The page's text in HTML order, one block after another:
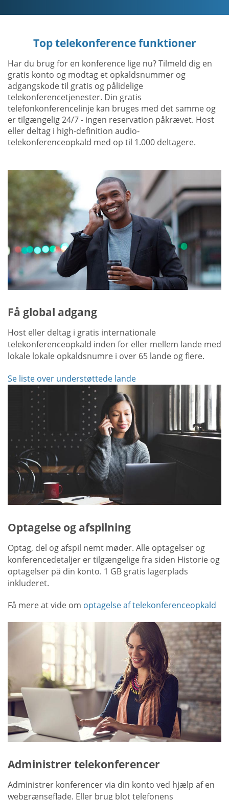
Top telekonference funktioner
Har du brug for en konference lige nu? Tilmeld dig en
gratis konto og modtag et opkaldsnummer og
adgangskode til gratis og pålidelige
telekonferencetjenester. Din gratis
telefonkonferencelinje kan bruges med det samme og
er tilgængelig 24/7 - ingen reservation påkrævet. Host
eller deltag i high-definition audio-
telekonferenceopkald med op til 1.000 deltagere.
Få global adgang
Host eller deltag i gratis internationale
telekonferenceopkald inden for eller mellem lande med
lokale lokale opkaldsnumre i over 65 lande og flere.
Se liste over understøttede lande
Optagelse og afspilning
Optag, del og afspil nemt møder. Alle optagelser og
konferencedetaljer er tilgængelige fra siden Historie og
optagelser på din konto. 1 GB gratis lagerplads
inkluderet.
Få mere at vide om optagelse af telekonferenceopkald
Administrer telekonferencer
Administrer konferencer via din konto ved hjælp af en
webgrænseflade. Eller brug blot telefonens